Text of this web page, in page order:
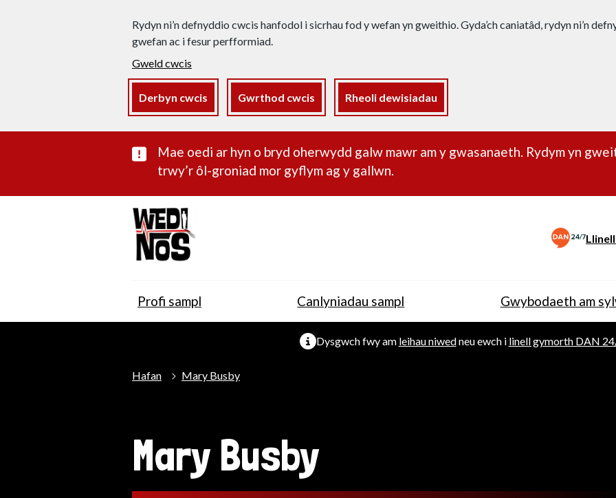
Rydyn ni’n defnyddio cwcis hanfodol i sicrhau fod y wefan yn gweithio. Gyda’ch caniatâd, rydyn ni’n
gwefan ac i fesur perfformiad.
Gweld cwcis
Derbyn cwcis Gwrthod cwcis Rheoli dewisiadau
Rhybudd sylwedd pwysig
Mae oedi ar hyn o bryd oherwydd galw mawr am y gwasanaeth. Rydym yn
trwy’r ôl-groniad mor gyflym ag y gallwn.
Profi sampl Canlyniadau sampl Gwybodaeth am
Dysgwch fwy am leihau niwedneu ewch i linell gymorth DAN
Hafan Mary Busby
Mary Busby